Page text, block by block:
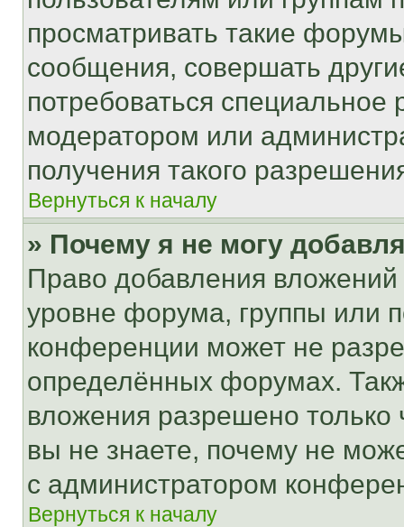
просматривать такие
сообщения, совершать
потребоваться
модератором или
получения такого
Вернуться к началу
» Почему я не могу
Право добавления
уровне форума, группы или
конференции может не
определённых форумах.
вложения разрешено
вы не знаете, почему не
с администратором
Вернуться к началу